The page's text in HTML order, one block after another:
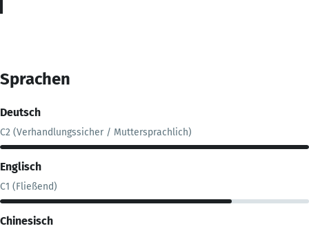
Sprachen
Deutsch
C2 (Verhandlungssicher / Muttersprachlich)
Englisch
C1 (Fließend)
Chinesisch